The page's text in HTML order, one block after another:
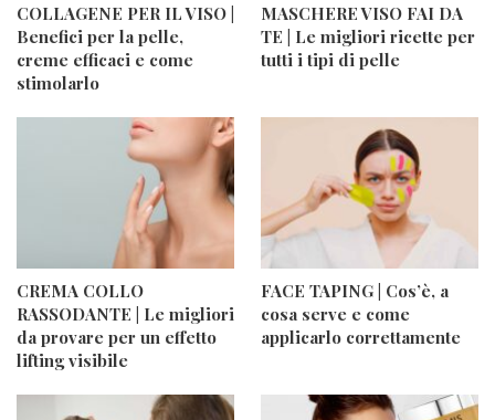
COLLAGENE PER IL VISO |
Benefici per la pelle,
creme efficaci e come
stimolarlo
MASCHERE VISO FAI DA
TE | Le migliori ricette per
tutti i tipi di pelle
CREMA COLLO
RASSODANTE | Le migliori
da provare per un effetto
lifting visibile
FACE TAPING | Cos’è, a
cosa serve e come
applicarlo correttamente